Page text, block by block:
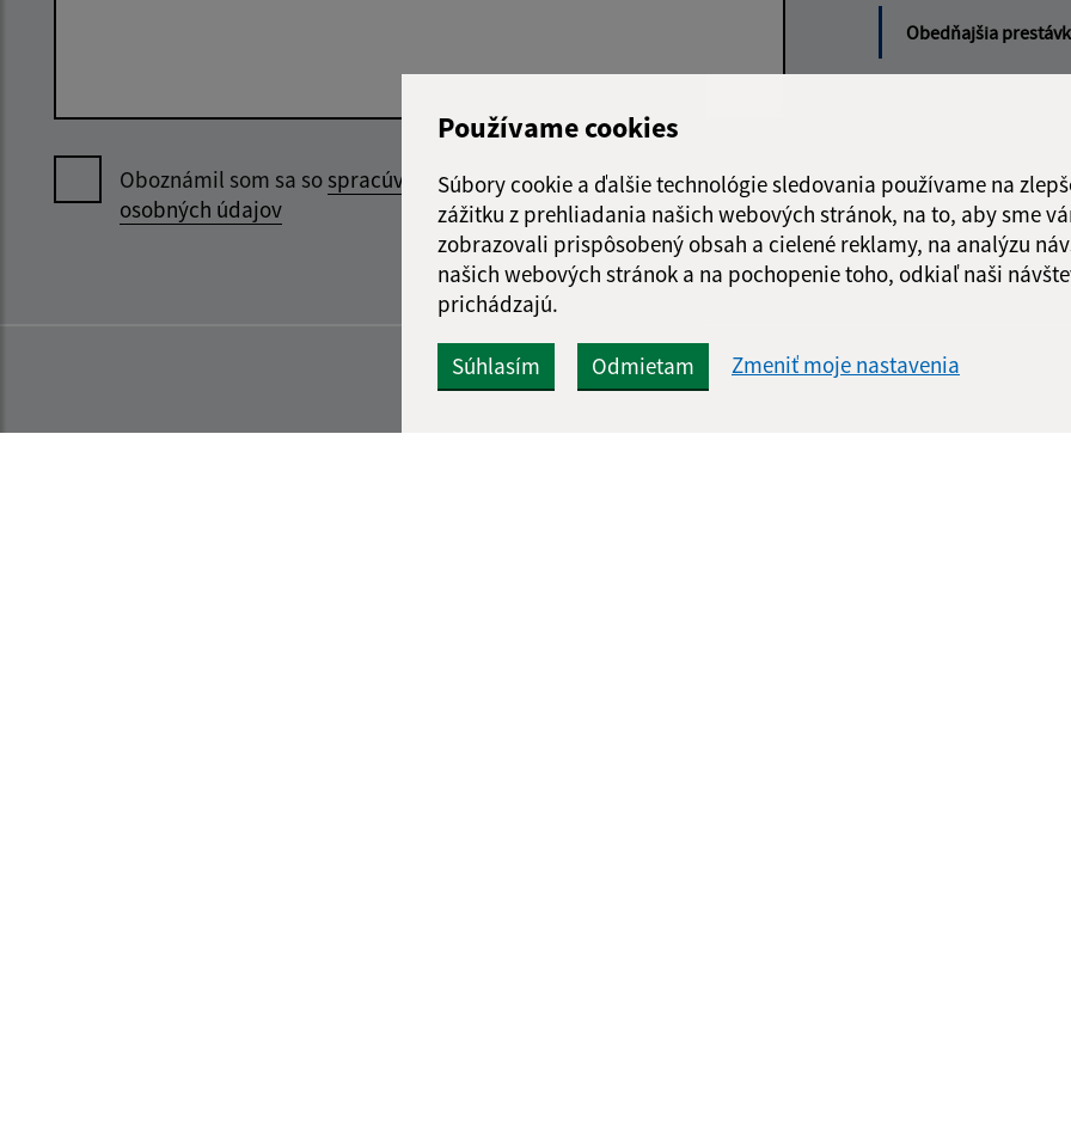
Používame cookies
Súbory cookie a ďalšie technológie sledovania používame na
zážitku z prehliadania našich webových stránok, na to, aby sme
zobrazovali prispôsobený obsah a cielené reklamy, na analýzu
našich webových stránok a na pochopenie toho, odkiaľ naši
prichádzajú.
Súhlasím Odmietam Zmeniť moje nastavenia
Oboznámil som sa sospracúvaním
osobných údajov
Google reCaptcha Response
Odoslať správu
Obedňajšia